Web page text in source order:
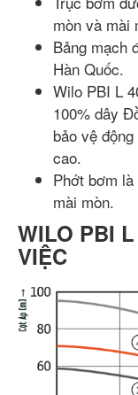
mòn và mài
Bảng mạch
Hàn Quốc.
Wilo PBI L
100% dây
bảo vệ
cao.
Phớt bơm
mài mòn.
WILO PBI
VIỆC